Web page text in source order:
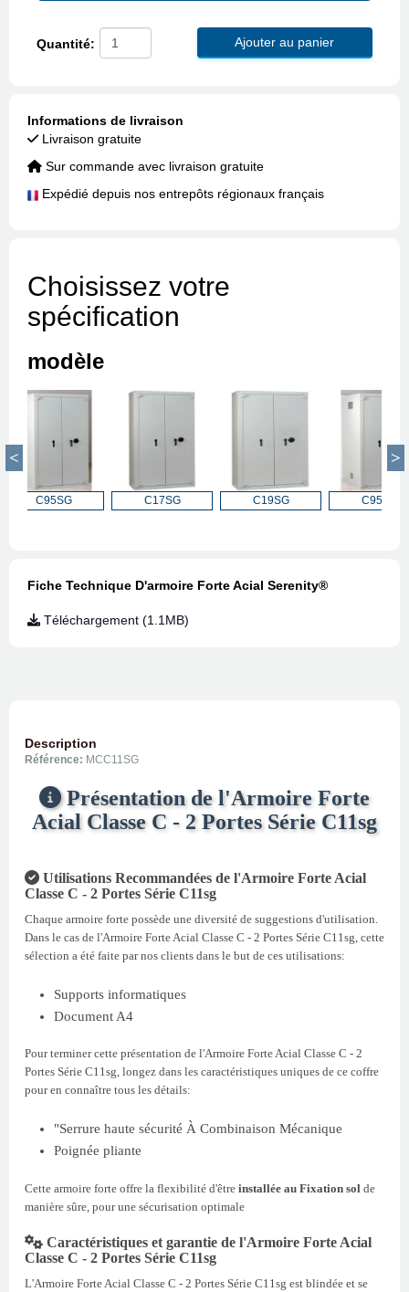
Quantité: Ajouter au panier
Choisissez votre
spécification
modèle
C95SG C17SG C19SG C95SG
Informations de livraison
Livraison gratuite
Sur commande avec livraison gratuite
Expédié depuis nos entrepôts régionaux français
Fiche Technique D'armoire Forte Acial Serenity®
Téléchargement (1.1MB)
Description
Référence: MCC11SG
Présentation de l'Armoire Forte
Acial Classe C - 2 Portes Série C11sg
Utilisations Recommandées de l'Armoire Forte Acial
Classe C - 2 Portes Série C11sg
Chaque armoire forte possède une diversité de suggestions d'utilisation.
Dans le cas de l'Armoire Forte Acial Classe C - 2 Portes Série C11sg, cette
sélection a été faite par nos clients dans le but de ces utilisations:
Supports informatiques
Document A4
Pour terminer cette présentation de l'Armoire Forte Acial Classe C - 2
Portes Série C11sg, longez dans les caractéristiques uniques de ce coffre
pour en connaître tous les détails:
"Serrure haute sécurité À Combinaison Mécanique
Poignée pliante
Cette armoire forte offre la flexibilité d'être installée au Fixation sol de
manière sûre, pour une sécurisation optimale
Caractéristiques et garantie de l'Armoire Forte Acial
Classe C - 2 Portes Série C11sg
L'Armoire Forte Acial Classe C - 2 Portes Série C11sg est blindée et se